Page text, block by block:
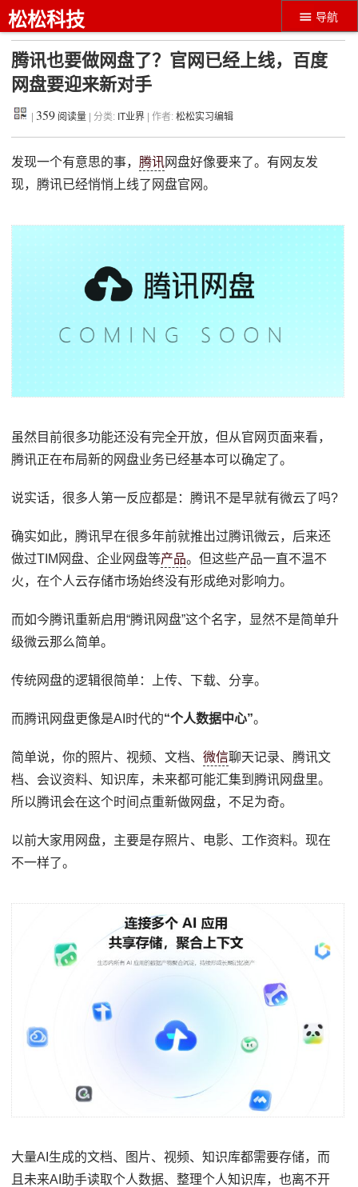
导航
松松科技
腾讯也要做网盘了？官网已经上线，百度
网盘要迎来新对手
359 阅读量 | 分类: IT业界 | 作者:松松实习编辑
发现一个有意思的事， 腾讯网盘好像要来了。有网友发
现，腾讯已经悄悄上线了网盘官网。
虽然目前很多功能还没有完全开放，但从官网页面来看，
腾讯正在布局新的网盘业务已经基本可以确定了。
说实话，很多人第一反应都是：腾讯不是早就有微云了吗?
确实如此，腾讯早在很多年前就推出过腾讯微云，后来还
做过TIM网盘、企业网盘等产品。但这些产品一直不温不
火，在个人云存储市场始终没有形成绝对影响力。
而如今腾讯重新启用“腾讯网盘”这个名字，显然不是简单升
级微云那么简单。
传统网盘的逻辑很简单：上传、下载、分享。
而腾讯网盘更像是AI时代的“个人数据中心”。
简单说，你的照片、视频、文档、微信聊天记录、腾讯文
档、会议资料、知识库，未来都可能汇集到腾讯网盘里。
所以腾讯会在这个时间点重新做网盘，不足为奇。
以前大家用网盘，主要是存照片、电影、工作资料。现在
不一样了。
大量AI生成的文档、图片、视频、知识库都需要存储，而
且未来AI助手读取个人数据、整理个人知识库，也离不开